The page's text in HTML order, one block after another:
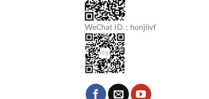
WeChat ID：honjiivf